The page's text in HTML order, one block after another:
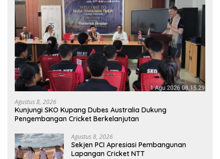
Agustus 8, 2026
Kunjungi SKO Kupang Dubes Australia Dukung
Pengembangan Cricket Berkelanjutan
Agustus 8, 2026
Sekjen PCI Apresiasi Pembangunan
Lapangan Cricket NTT